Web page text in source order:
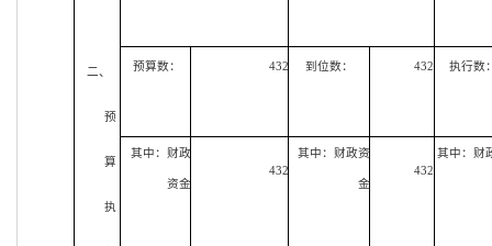
二、
预
算
执
预算数： 432 到位数： 432 执行数
其中：财政
资金
432
其中：财政资
金
432
其中：财